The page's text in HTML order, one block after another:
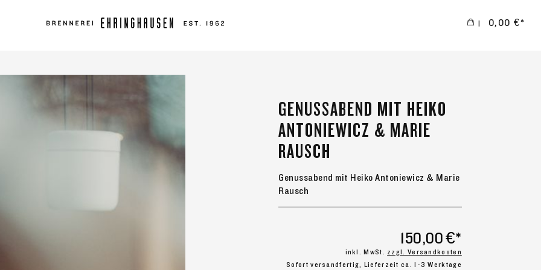
0,00 €*
GENUSSABEND MIT HEIKO
ANTONIEWICZ & MARIE
RAUSCH
Genussabend mit Heiko Antoniewicz & Marie
Rausch
150,00 €*
inkl. MwSt. zzgl. Versandkosten
Sofort versandfertig, Lieferzeit ca. 1-3 Werktage